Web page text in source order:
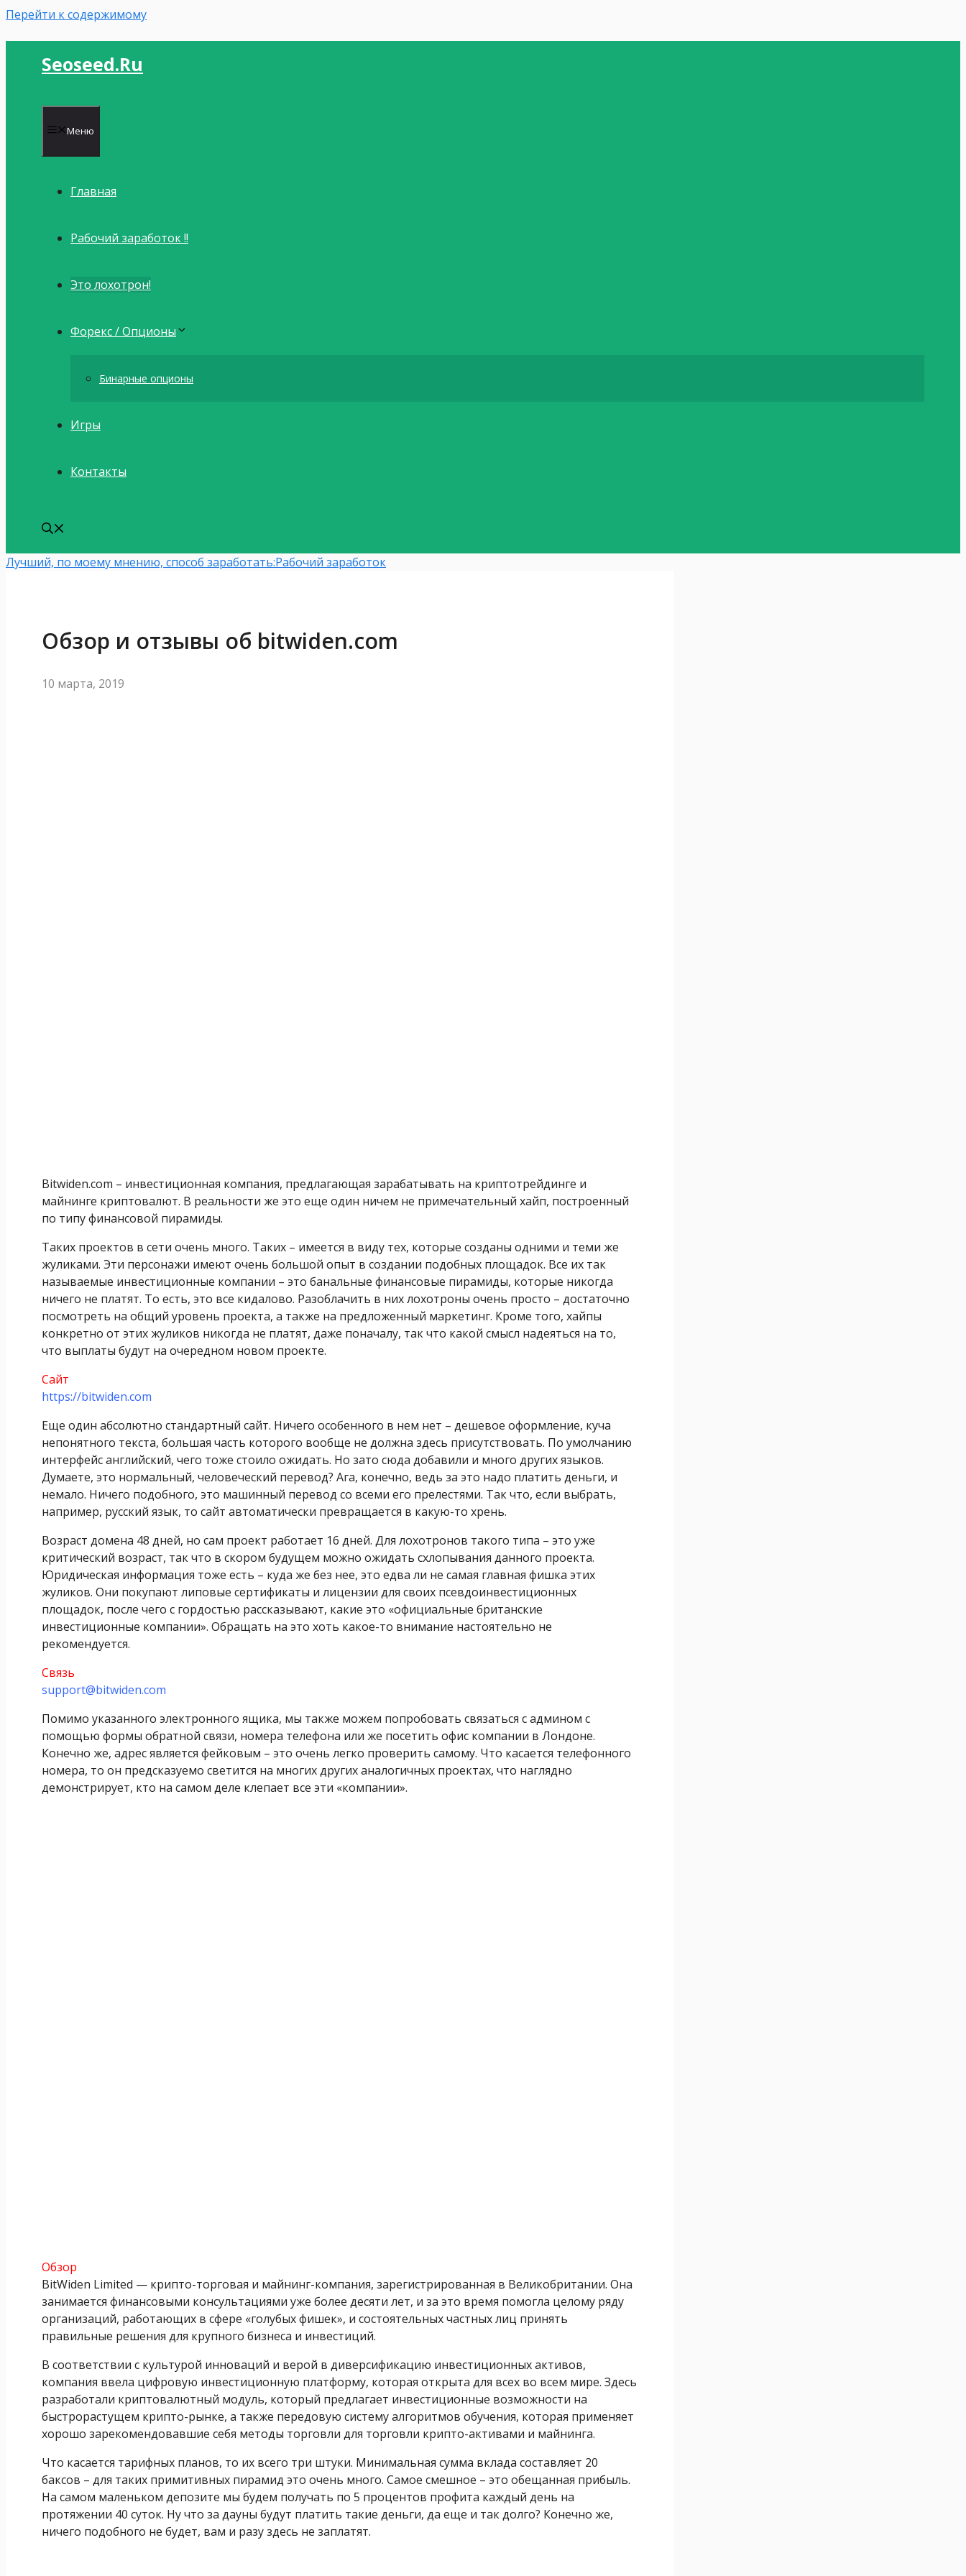
Перейти к содержимому
Seoseed.ru
Меню
Главная
Рабочий заработок !!
Это лохотрон!
Форекс / Опционы
Бинарные опционы
Игры
Контакты
Лучший, по моему мнению, способ заработать:Рабочий заработок
Обзор и отзывы об bitwiden.com
10 марта, 2019
Bitwiden.com – инвестиционная компания, предлагающая зарабатывать на криптотрейдинге и
майнинге криптовалют. В реальности же это еще один ничем не примечательный хайп, построенный
по типу финансовой пирамиды.
Таких проектов в сети очень много. Таких – имеется в виду тех, которые созданы одними и теми же
жуликами. Эти персонажи имеют очень большой опыт в создании подобных площадок. Все их так
называемые инвестиционные компании – это банальные финансовые пирамиды, которые никогда
ничего не платят. То есть, это все кидалово. Разоблачить в них лохотроны очень просто – достаточно
посмотреть на общий уровень проекта, а также на предложенный маркетинг. Кроме того, хайпы
конкретно от этих жуликов никогда не платят, даже поначалу, так что какой смысл надеяться на то,
что выплаты будут на очередном новом проекте.
Сайт
https://bitwiden.com
Еще один абсолютно стандартный сайт. Ничего особенного в нем нет – дешевое оформление, куча
непонятного текста, большая часть которого вообще не должна здесь присутствовать. По умолчанию
интерфейс английский, чего тоже стоило ожидать. Но зато сюда добавили и много других языков.
Думаете, это нормальный, человеческий перевод? Ага, конечно, ведь за это надо платить деньги, и
немало. Ничего подобного, это машинный перевод со всеми его прелестями. Так что, если выбрать,
например, русский язык, то сайт автоматически превращается в какую-то хрень.
Возраст домена 48 дней, но сам проект работает 16 дней. Для лохотронов такого типа – это уже
критический возраст, так что в скором будущем можно ожидать схлопывания данного проекта.
Юридическая информация тоже есть – куда же без нее, это едва ли не самая главная фишка этих
жуликов. Они покупают липовые сертификаты и лицензии для своих псевдоинвестиционных
площадок, после чего с гордостью рассказывают, какие это «официальные британские
инвестиционные компании». Обращать на это хоть какое-то внимание настоятельно не
рекомендуется.
Связь
support@bitwiden.com
Помимо указанного электронного ящика, мы также можем попробовать связаться с админом с
помощью формы обратной связи, номера телефона или же посетить офис компании в Лондоне.
Конечно же, адрес является фейковым – это очень легко проверить самому. Что касается телефонного
номера, то он предсказуемо светится на многих других аналогичных проектах, что наглядно
демонстрирует, кто на самом деле клепает все эти «компании».
Обзор
BitWiden Limited — крипто-торговая и майнинг-компания, зарегистрированная в Великобритании. Она
занимается финансовыми консультациями уже более десяти лет, и за это время помогла целому ряду
организаций, работающих в сфере «голубых фишек», и состоятельных частных лиц принять
правильные решения для крупного бизнеса и инвестиций.
В соответствии с культурой инноваций и верой в диверсификацию инвестиционных активов,
компания ввела цифровую инвестиционную платформу, которая открыта для всех во всем мире. Здесь
разработали криптовалютный модуль, который предлагает инвестиционные возможности на
быстрорастущем крипто-рынке, а также передовую систему алгоритмов обучения, которая применяет
хорошо зарекомендовавшие себя методы торговли для торговли крипто-активами и майнинга.
Что касается тарифных планов, то их всего три штуки. Минимальная сумма вклада составляет 20
баксов – для таких примитивных пирамид это очень много. Самое смешное – это обещанная прибыль.
На самом маленьком депозите мы будем получать по 5 процентов профита каждый день на
протяжении 40 суток. Ну что за дауны будут платить такие деньги, да еще и так долго? Конечно же,
ничего подобного не будет, вам и разу здесь не заплатят.